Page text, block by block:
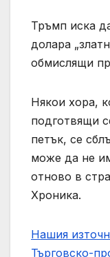
Тръмп иска
долара
обмислящи
Някои хора,
подготвящи
петък, се
може да не
отново в
Хроника.
Нашия
Търговско-